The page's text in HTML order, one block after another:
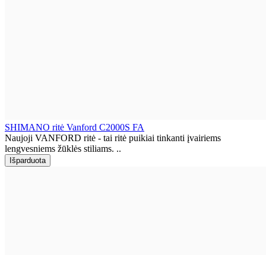
SHIMANO ritė Vanford C2000S FA
Naujoji VANFORD ritė - tai ritė puikiai tinkanti įvairiems
lengvesniems žūklės stiliams. ..